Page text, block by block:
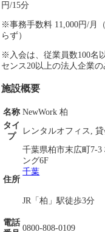
円/15分
※事務手数料 11,000円/月
らず）
※入会は、従業員数100名
センス20以上の法人企業
施設概要
名称 NewWork 柏
タイ
プ
レンタルオフィス,
住所
千葉県柏市末広町7-3
ング6F
千葉
JR「柏」駅徒歩3分
電話
0800-808-0109